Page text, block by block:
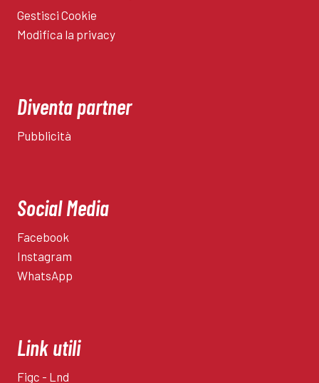
Gestisci Cookie
Modifica la privacy
Diventa partner
Pubblicità
Social Media
Facebook
Instagram
WhatsApp
Link utili
Figc - Lnd